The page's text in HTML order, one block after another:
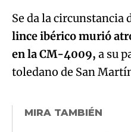
Se da la circunstancia
lince ibérico murió
en la CM-4009, a su
toledano de San
MIRA TAMBIÉN